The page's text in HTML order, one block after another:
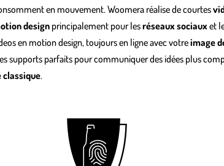
en mouvement. Woomera réalise de courtes
designprincipalement pour lesréseaux sociaux et
en motion design, toujours en ligne avec votreimage
supports parfaits pour communiquer des idées plus
.